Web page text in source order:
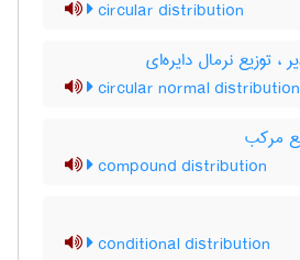
circular distribution
، توزیع نرمال دایره‌ای
circular normal distribution
مرکب
compound distribution
conditional distribution